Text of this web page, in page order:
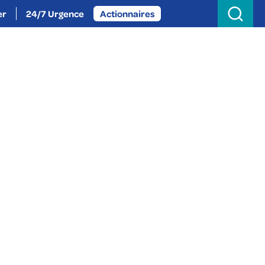
24/7 Urgence Actionnaires
for: